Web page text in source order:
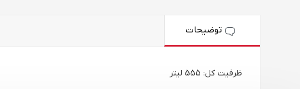
توضیحات
ظرفیت کل: 555 لیتر